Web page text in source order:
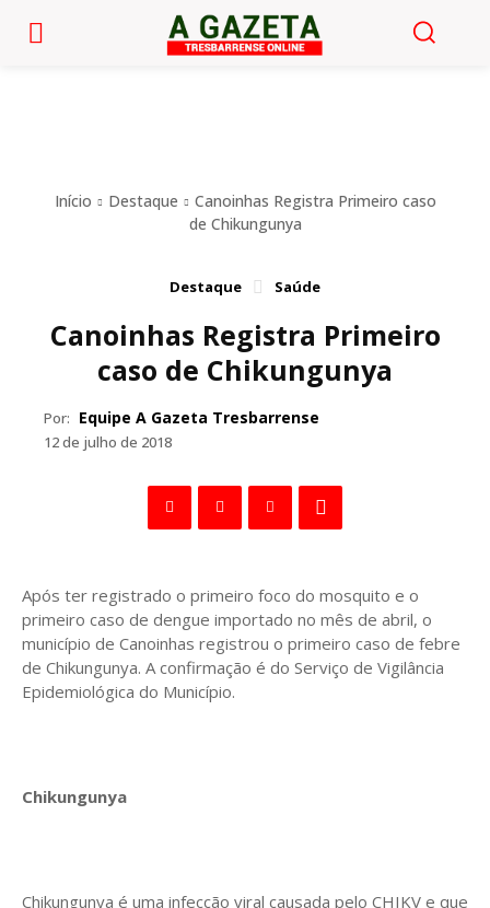
Início Destaque
Canoinhas Registra Primeiro caso
de Chikungunya
Destaque Saúde
Canoinhas Registra Primeiro
caso de Chikungunya
Por: Equipe A Gazeta Tresbarrense
12 de julho de 2018
Após ter registrado o primeiro foco do mosquito e o
primeiro caso de dengue importado no mês de abril, o
município de Canoinhas registrou o primeiro caso de febre
de Chikungunya. A confirmação é do Serviço de Vigilância
Epidemiológica do Município.
Chikungunya
Chikungunya é uma infecção viral causada pelo CHIKV e que